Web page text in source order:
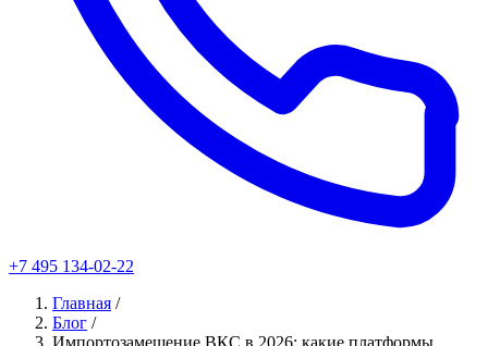
+7 495 134-02-22
Главная /
Блог /
Импортозамещение ВКС в 2026: какие платформы